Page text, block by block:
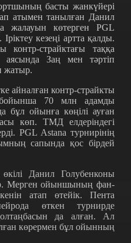
басты жанкүйері
атымен танылған Данил
жалауын көтерген PGL
кезеңі артта қалды.
контр-страйктағы таққа
аясында Заң мен тәртіп
жатыр.
айналған контр-страйкты
бойынша 70 млн адамды
бұл ойынға көңілі ауған
көп. ТМД елдеріндегі
PGL Astana турнирінің
сапында қос бірдей
Данил Голубенконы
Мерген ойыншының фан-
атап өтейік. Пента
өткен турнирде
да алған. Ал
көрермен бұл ойынның